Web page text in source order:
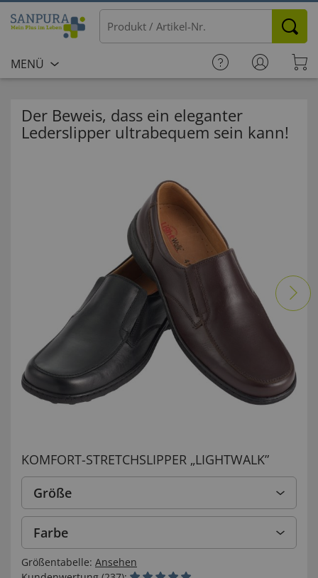
MENÜ
Der Beweis, dass ein eleganter
Lederslipper ultrabequem sein kann!
KOMFORT-STRETCHSLIPPER „LIGHTWALK”
Größe
Farbe
Größentabelle: Ansehen